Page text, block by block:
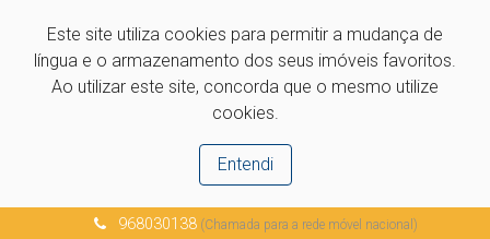
Este site utiliza cookies para permitir a mudança de
língua e o armazenamento dos seus imóveis favoritos.
Ao utilizar este site, concorda que o mesmo utilize
cookies.
Entendi
968030138 (Chamada para a rede móvel nacional)